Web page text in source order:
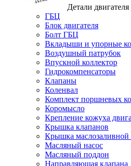
Детали двигателя
ГБЦ
Блок двигателя
Болт ГБЦ
Вкладыши и упорные
Воздушный патрубок
Впускной коллектор
Гидрокомпенсаторы
Клапаны
Коленвал
Комплект поршневых
Коромысло
Крепление кожуха
Крышка клапанов
Крышка
Масляный насос
Масляный поддон
Направляющая клапана